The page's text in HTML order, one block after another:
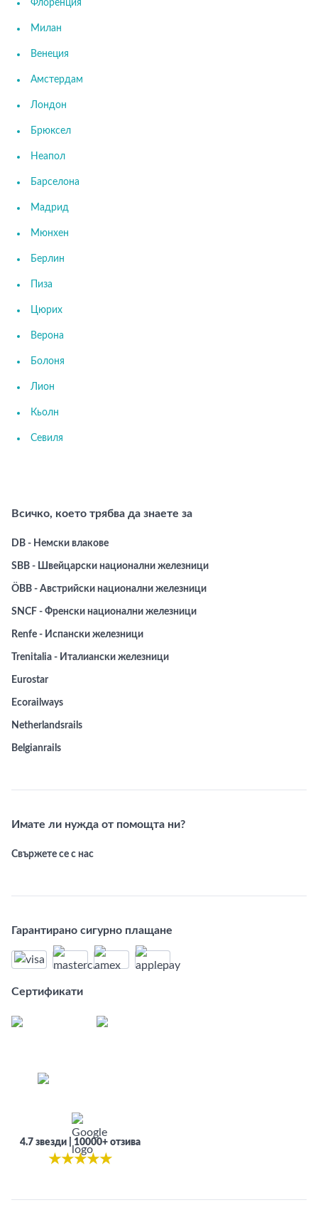
Флоренция
Милан
Венеция
Амстердам
Лондон
Брюксел
Неапол
Барселона
Мадрид
Мюнхен
Берлин
Пиза
Цюрих
Верона
Болоня
Лион
Кьолн
Севиля
Всичко, което трябва да знаете за
DB - Немски влакове
SBB - Швейцарски национални железници
ÖBB - Австрийски национални железници
SNCF - Френски национални железници
Renfe - Испански железници
Trenitalia - Италиански железници
Eurostar
Ecorailways
Netherlandsrails
Belgianrails
Имате ли нужда от помощта ни?
Свържете се с нас
Гарантирано сигурно плащане
Сертификати
4.7 звезди | 10000+ отзива
★★★★★